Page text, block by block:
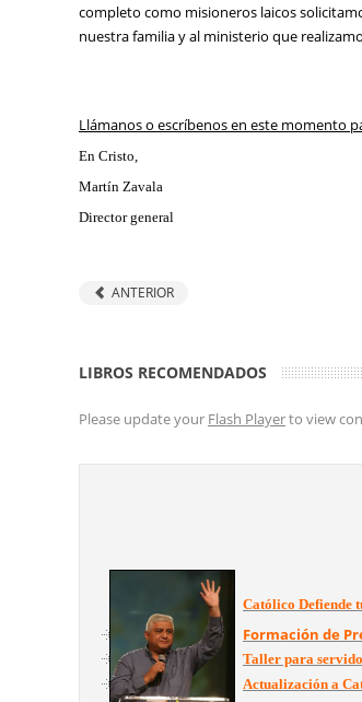
completo como misioneros laicos
nuestra familia y al ministerio que
Llámanos o escríbenos en este momento
En Cristo,
Martín Zavala
Director general
ANTERIOR
LIBROS RECOMENDADOS
Please update your Flash Playerto view
Católico Defiende
Formación de
Taller para
Actualización a